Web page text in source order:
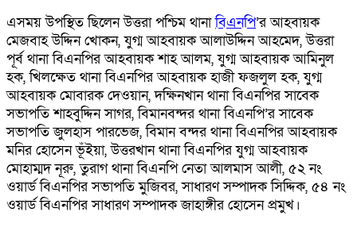
এসময় উপস্থিত ছিলেন উত্তরা পশ্চিম থানাবিএনপি’র আহবায়ক
মেজবাহ উদ্দিন খোকন, যুগ্ম আহবায়ক আলাউদ্দিন আহমেদ, উত্তরা
পূর্ব থানা বিএনপির আহবায়ক শাহ আলম, যুগ্ম আহবায়ক আমিনুল
হক, খিলক্ষেত থানা বিএনপির আহবায়ক হাজী ফজলুল হক, যুগ্ম
আহবায়ক মোবারক দেওয়ান, দক্ষিনখান থানা বিএনপির সাবেক
সভাপতি শাহবুদ্দিন সাগর, বিমানবন্দর থানা বিএনপি’র সাবেক
সভাপতি জুলহাস পারভেজ, বিমান বন্দর থানা বিএনপির আহবায়ক
মনির হোসেন ভূঁইয়া, উত্তরখান থানা বিএনপির যুগ্ম আহবায়ক
মোহাম্মদ নূরু, তুরাগ থানা বিএনপি নেতা আলমাস আলী, ৫২ নং
ওয়ার্ড বিএনপির সভাপতি মুজিবর, সাধারণ সম্পাদক সিদ্দিক, ৫৪ নং
ওয়ার্ড বিএনপির সাধারণ সম্পাদক জাহাঙ্গীর হোসেন প্রমুখ।